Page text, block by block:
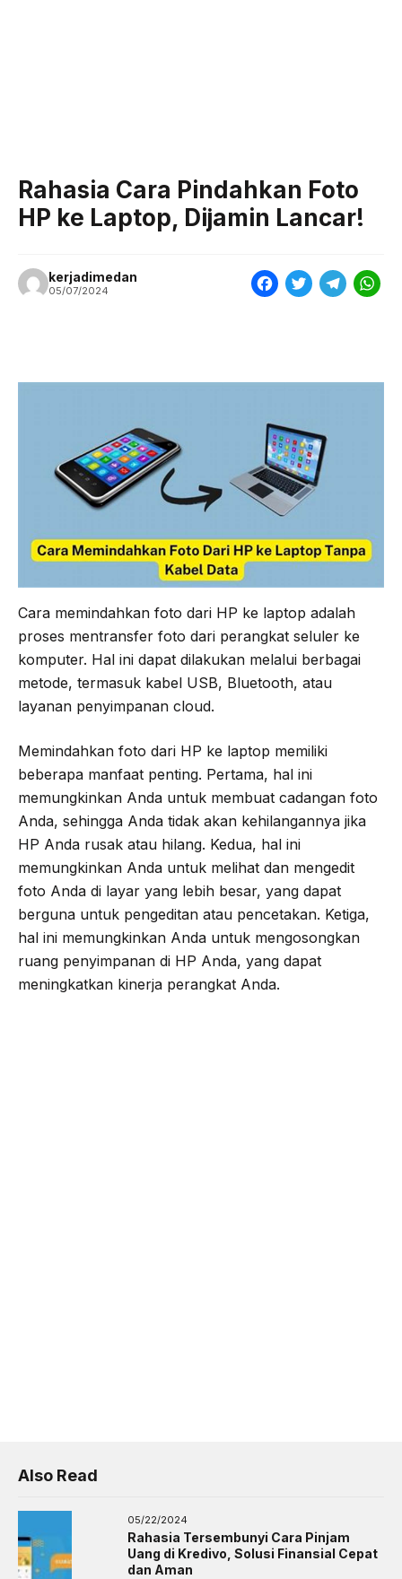
Rahasia Cara Pindahkan Foto
HP ke Laptop, Dijamin Lancar!
kerjadimedan
05/07/2024
F
k
T
r
T
a
W
Cara memindahkan foto dari HP ke laptop adalah
proses mentransfer foto dari perangkat seluler ke
komputer. Hal ini dapat dilakukan melalui berbagai
metode, termasuk kabel USB, Bluetooth, atau
layanan penyimpanan cloud.
Memindahkan foto dari HP ke laptop memiliki
beberapa manfaat penting. Pertama, hal ini
memungkinkan Anda untuk membuat cadangan foto
Anda, sehingga Anda tidak akan kehilangannya jika
HP Anda rusak atau hilang. Kedua, hal ini
memungkinkan Anda untuk melihat dan mengedit
foto Anda di layar yang lebih besar, yang dapat
berguna untuk pengeditan atau pencetakan. Ketiga,
hal ini memungkinkan Anda untuk mengosongkan
ruang penyimpanan di HP Anda, yang dapat
meningkatkan kinerja perangkat Anda.
Also Read
05/22/2024
Rahasia Tersembunyi Cara Pinjam
Uang di Kredivo, Solusi Finansial Cepat
dan Aman